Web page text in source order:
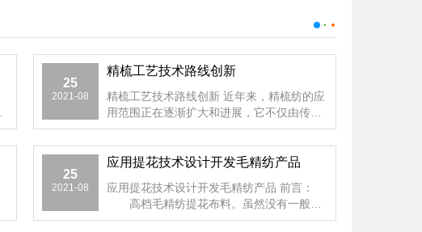
25
2021-08
精梳工艺技术路线创新
精梳工艺技术路线创新 近年来，精梳纺的应
用范围正在逐渐扩大和进展，它不仅由传统
环锭纺领域扩展至新型...
25
2021-08
应用提花技术设计开发毛精纺产品
应用提花技术设计开发毛精纺产品 前言：
高档毛精纺提花布料。虽然没有一般精
纺布料的量大面广，但...